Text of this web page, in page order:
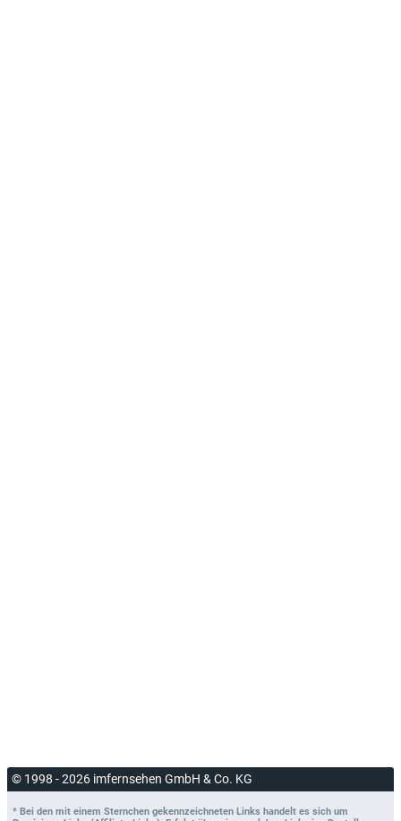
© 1998 - 2026 imfernsehen GmbH & Co. KG
* Bei den mit einem Sternchen gekennzeichneten Links handelt es sich um